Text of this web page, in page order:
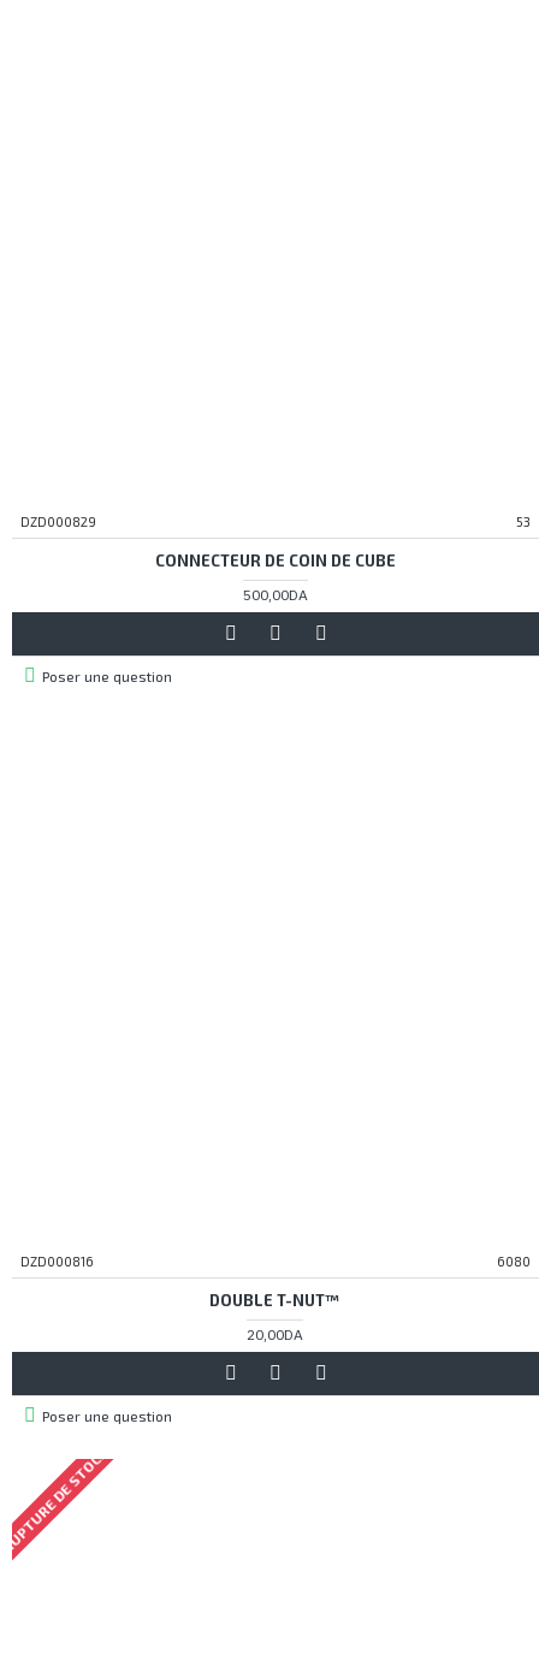
DZD000829 53
CONNECTEUR DE COIN DE CUBE
500,00DA
Poser une question
DZD000816 6080
DOUBLE T-NUT™
20,00DA
Poser une question
DE STOCK